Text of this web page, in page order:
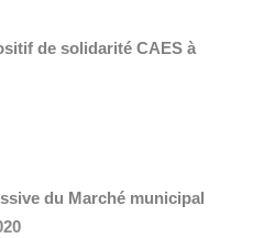
de solidarité CAES à
du Marché municipal